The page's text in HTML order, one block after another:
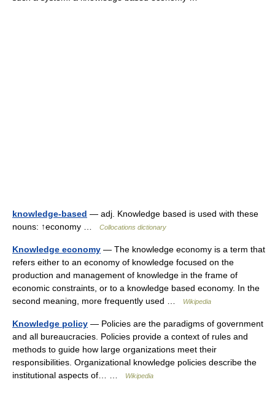
knowledge-based — adj. Knowledge based is used with these
nouns: ↑economy …
Collocations dictionary
Knowledge economy — The knowledge economy is a term that
refers either to an economy of knowledge focused on the
production and management of knowledge in the frame of
economic constraints, or to a knowledge based economy. In the
second meaning, more frequently used …
Wikipedia
Knowledge policy — Policies are the paradigms of government
and all bureaucracies. Policies provide a context of rules and
methods to guide how large organizations meet their
responsibilities. Organizational knowledge policies describe the
institutional aspects of… …
Wikipedia